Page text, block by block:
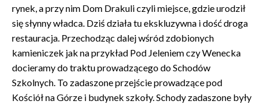
rynek, a przy nim Dom Drakuli czyli miejsce, gdzie urodził
się słynny władca. Dziś działa tu ekskluzywna i dość droga
restauracja. Przechodząc dalej wśród zdobionych
kamieniczek jak na przykład Pod Jeleniem czy Wenecka
docieramy do traktu prowadzącego do Schodów
Szkolnych. To zadaszone przejście prowadzące pod
Kościół na Górze i budynek szkoły. Schody zadaszone były